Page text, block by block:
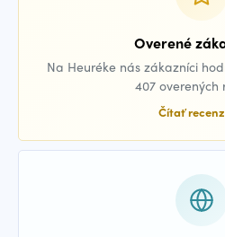
Overené
Na Heuréke nás zákazníci
407 overených
Čítať